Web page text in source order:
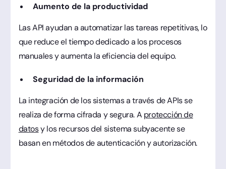
Aumento de la productividad
Las API ayudan a automatizar las tareas repetitivas, lo
que reduce el tiempo dedicado a los procesos
manuales y aumenta la eficiencia del equipo.
Seguridad de la información
La integración de los sistemas a través de APIs se
realiza de forma cifrada y segura. A protección de
datosy los recursos del sistema subyacente se
basan en métodos de autenticación y autorización.